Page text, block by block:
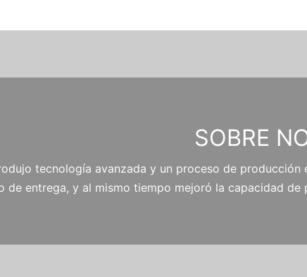
SOBRE
tecnología avanzada y un proceso de
de entrega, y al mismo tiempo mejoró la capacidad